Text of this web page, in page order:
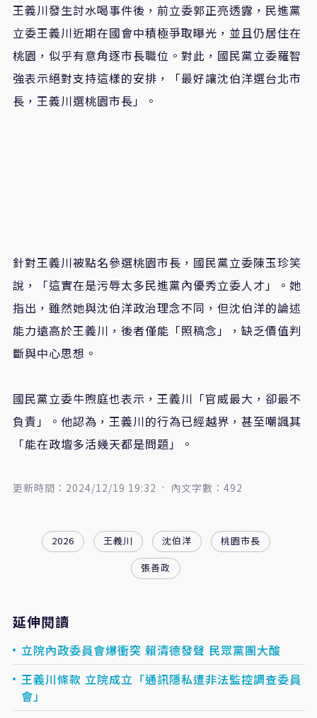
王義川發生討水喝事件後，前立委郭正亮透露，民進黨
立委王義川近期在國會中積極爭取曝光，並且仍居住在
桃園，似乎有意角逐市長職位。對此，國民黨立委羅智
強表示絕對支持這樣的安排，「最好讓沈伯洋選台北市
長，王義川選桃園市長」。
針對王義川被點名參選桃園市長，國民黨立委陳玉珍笑
說，「這實在是污辱太多民進黨內優秀立委人才」。她
指出，雖然她與沈伯洋政治理念不同，但沈伯洋的論述
能力遠高於王義川，後者僅能「照稿念」，缺乏價值判
斷與中心思想。
國民黨立委牛煦庭也表示，王義川「官威最大，卻最不
負責」。他認為，王義川的行為已經越界，甚至嘲諷其
「能在政壇多活幾天都是問題」。
更新時間：2024/12/19 19:32 內文字數：492
2026 王義川 沈伯洋
桃園市長
張善政
延伸閱讀
立院內政委員會爆衝突 賴清德發聲 民眾黨團大酸
王義川條款 立院成立「通訊隱私遭非法監控調查委員
會」